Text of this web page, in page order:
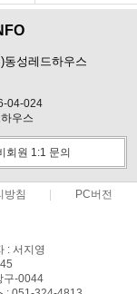
동성레드하우스
04-024
우스
회원 1:1 문의
방침 PC버전
: 서지영
구-0044